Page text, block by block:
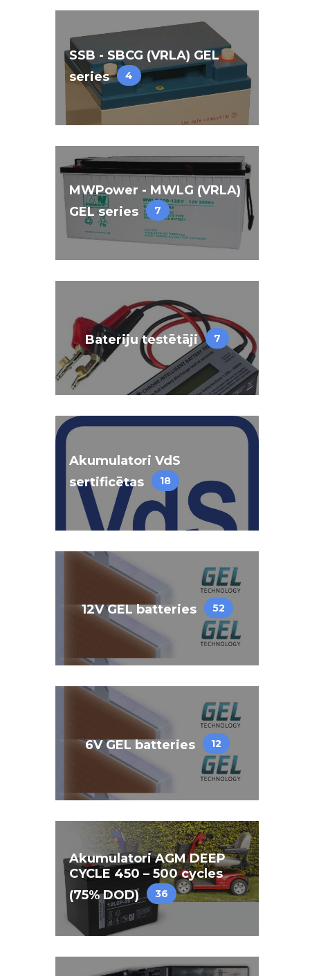
SSB - SBCG (VRLA) GEL
series
4
MWPower - MWLG (VRLA)
GEL series
7
Bateriju testētāji 7
Akumulatori VdS
sertificētas
18
12V GEL batteries 52
6V GEL batteries 12
Akumulatori AGM DEEP
CYCLE 450 – 500 cycles
(75% DOD)
36